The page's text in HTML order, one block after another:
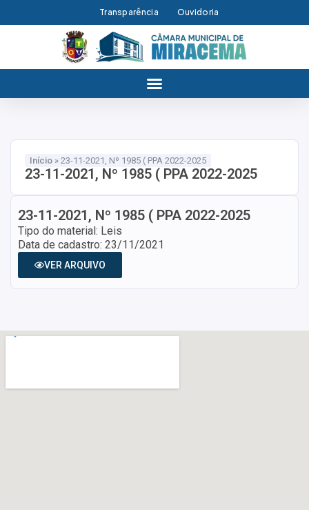
Transparência Ouvidoria
Início » 23-11-2021, Nº 1985 ( PPA 2022-2025
23-11-2021, Nº 1985 ( PPA 2022-2025
23-11-2021, Nº 1985 ( PPA 2022-2025
Tipo do material: Leis
Data de cadastro: 23/11/2021
VER ARQUIVO